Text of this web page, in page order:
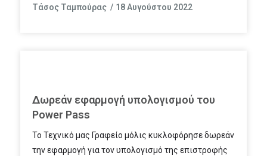
Τάσος Ταμπούρας 18 Αυγούστου 2022
Δωρεάν εφαρμογή υπολογισμού του
Power Pass
Το Τεχνικό μας Γραφείο μόλις κυκλοφόρησε δωρεάν
την εφαρμογή για τον υπολογισμό της επιστροφής